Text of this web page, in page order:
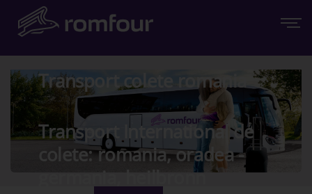
Transport colete romania
Transport International de
colete: romania, oradea -
germania, heilbronn